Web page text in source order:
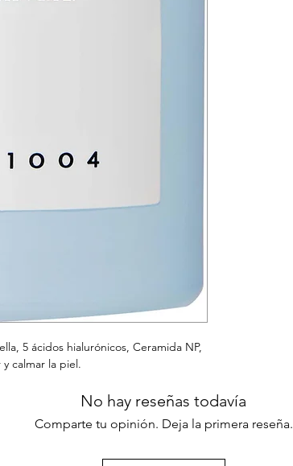
5 ácidos hialurónicos, Ceramida NP,
calmar la piel.
No hay reseñas todavía
Comparte tu opinión. Deja la primera reseña.